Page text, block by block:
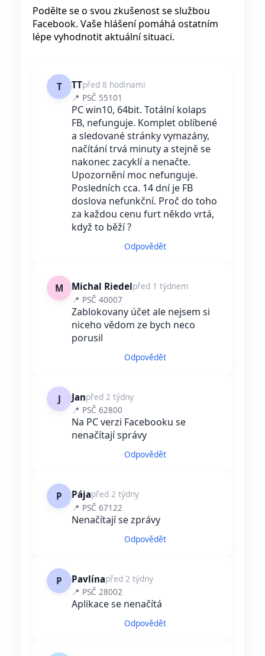
Podělte se o svou zkušenost se službou
Facebook. Vaše hlášení pomáhá ostatním
lépe vyhodnotit aktuální situaci.
T TTpřed 8 hodinami
📍 PSČ 55101
PC win10, 64bit. Totální kolaps
FB, nefunguje. Komplet oblíbené
a sledované stránky vymazány,
načítání trvá minuty a stejně se
nakonec zacyklí a nenačte.
Upozornění moc nefunguje.
Posledních cca. 14 dní je FB
doslova nefunkční. Proč do toho
za každou cenu furt někdo vrtá,
když to běží ?
Odpovědět
M Michal Riedelpřed 1 týdnem
📍 PSČ 40007
Zablokovany účet ale nejsem si
niceho vědom ze bych neco
porusil
Odpovědět
J Janpřed 2 týdny
📍 PSČ 62800
Na PC verzi Facebooku se
nenačítají správy
Odpovědět
P Pájapřed 2 týdny
📍 PSČ 67122
Nenačítají se zprávy
Odpovědět
P Pavlínapřed 2 týdny
📍 PSČ 28002
Aplikace se nenačítá
Odpovědět